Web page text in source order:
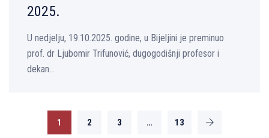
2025.
U nedjelјu, 19.10.2025. godine, u Bijelјini je preminuo
prof. dr Ljubomir Trifunović, dugogodišnji profesor i
dekan...
1 2 3 … 13